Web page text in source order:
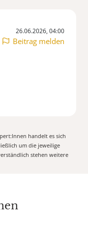
26.06.2026, 04:00
Beitrag melden
handelt es sich
um die jeweilige
stehen weitere